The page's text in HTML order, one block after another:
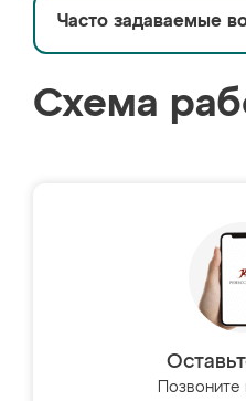
Часто задаваемые
Схема